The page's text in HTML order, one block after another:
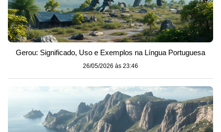
Gerou: Significado, Uso e Exemplos na Língua Portuguesa
26/05/2026 às 23:46